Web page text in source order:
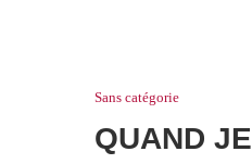
Sans catégorie
QUAND